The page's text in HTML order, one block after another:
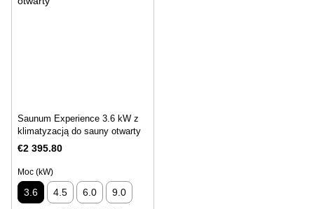
Saunum Experience 3.6 kW z
klimatyzacją do sauny otwarty
€2 395.80
Moc (kW)
3.6 4.5 6.0 9.0